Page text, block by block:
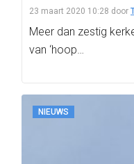
23 maart 2020 10:28 door
Meer dan zestig
van ‘hoop…
NIEUWS